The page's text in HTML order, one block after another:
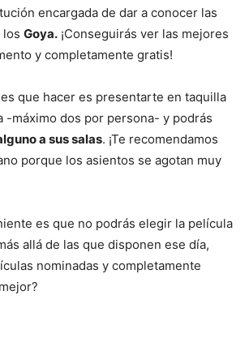
encargada de dar a conocer las
los Goya. ¡Conseguirás ver las mejores
y completamente gratis!
que hacer es presentarte en taquilla
-máximo dos por persona- y podrás
a sus salas. ¡Te recomendamos
porque los asientos se agotan muy
es que no podrás elegir la película
allá de las que disponen ese día,
nominadas y completamente